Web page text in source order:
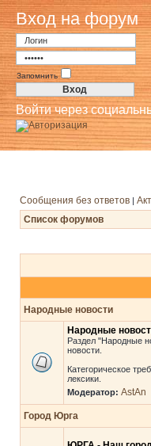
Вход на форум
Запомнить
Войти через
Сообщения без ответов |
Список форумов
Народные новости
Народные
Раздел "Народные
новости.
Категорическое
лексики.
Модератор: AstAn
Город Юрга